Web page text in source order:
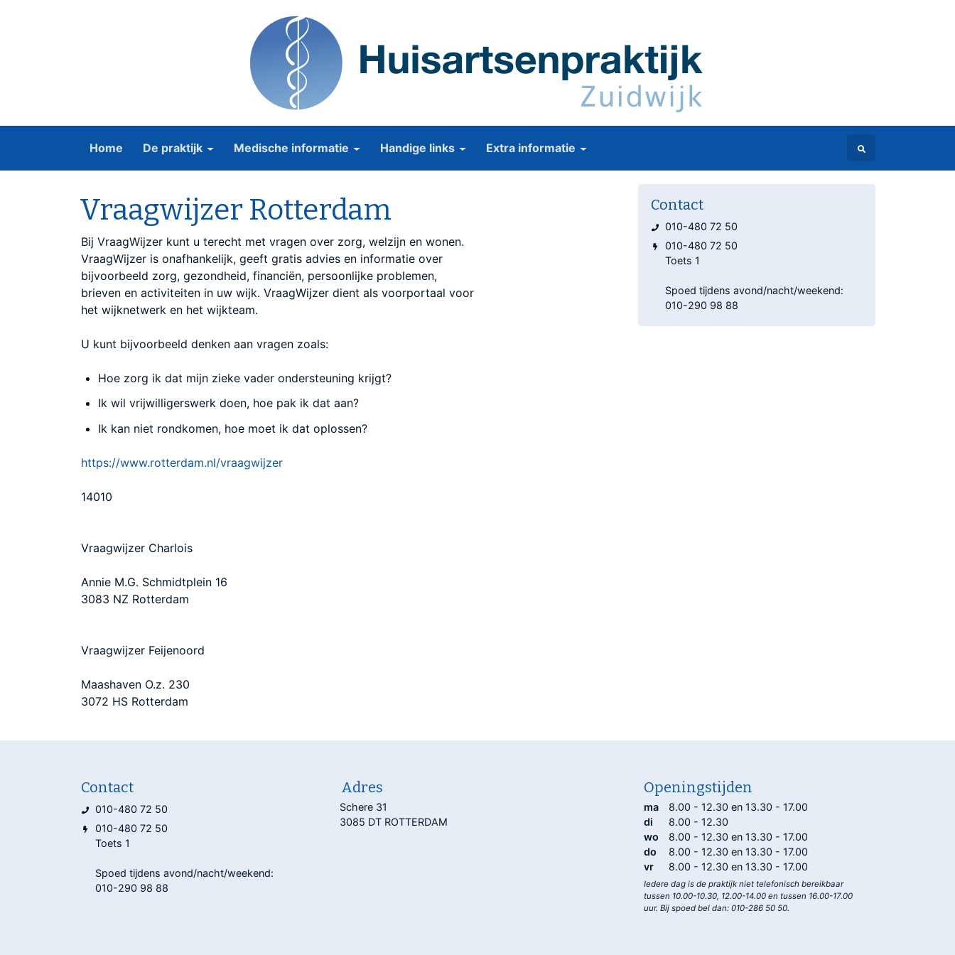
Home De praktijk Medische informatie Handige links Extra informatie
Vraagwijzer Rotterdam
Bij VraagWijzer kunt u terecht met vragen over zorg, welzijn en wonen.
VraagWijzer is onafhankelijk, geeft gratis advies en informatie over
bijvoorbeeld zorg, gezondheid, financiën, persoonlijke problemen,
brieven en activiteiten in uw wijk. VraagWijzer dient als voorportaal voor
het wijknetwerk en het wijkteam.
U kunt bijvoorbeeld denken aan vragen zoals:
Hoe zorg ik dat mijn zieke vader ondersteuning krijgt?
Ik wil vrijwilligerswerk doen, hoe pak ik dat aan?
Ik kan niet rondkomen, hoe moet ik dat oplossen?
https://www.rotterdam.nl/vraagwijzer
14010
Vraagwijzer Charlois
Annie M.G. Schmidtplein 16
3083 NZ Rotterdam
Vraagwijzer Feijenoord
Maashaven O.z. 230
3072 HS Rotterdam
Contact
010-480 72 50
010-480 72 50
Toets 1
Spoed tijdens avond/nacht/weekend:
010-290 98 88
Contact
010-480 72 50
010-480 72 50
Toets 1
Spoed tijdens avond/nacht/weekend:
010-290 98 88
Adres
Schere 31
3085 DT ROTTERDAM
Openingstijden
ma
8.00 - 12.30 en 13.30 - 17.00
di
8.00 - 12.30
wo
8.00 - 12.30 en 13.30 - 17.00
do
8.00 - 12.30 en 13.30 - 17.00
vr
8.00 - 12.30 en 13.30 - 17.00
Iedere dag is de praktijk niet telefonisch bereikbaar
tussen 10.00-10.30, 12.00-14.00 en tussen 16.00-17.00
uur. Bij spoed bel dan: 010-286 50 50.